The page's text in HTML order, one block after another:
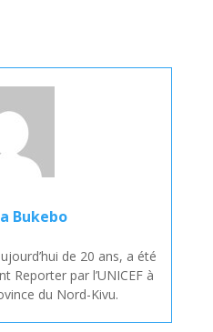
Bukebo
de 20 ans, a été
Reporter par l’UNICEF à
du Nord-Kivu.